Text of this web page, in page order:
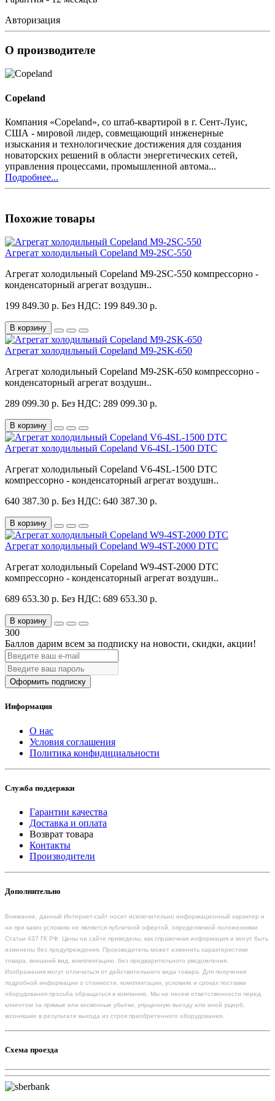
Авторизация
О производителе
Copeland
Компания «Copeland», со штаб-квартирой в г. Сент-Луис,
США - мировой лидер, совмещающий инженерные
изыскания и технологические достижения для создания
новаторских решений в области энергетических сетей,
управления процессами, промышленной автома...
Подробнее...
Похожие товары
Агрегат холодильный Copeland M9-2SC-550
Агрегат холодильный Copeland M9-2SC-550 компрессорно -
конденсаторный агрегат воздушн..
199 849.30 р. Без НДС: 199 849.30 р.
В корзину
Агрегат холодильный Copeland M9-2SK-650
Агрегат холодильный Copeland M9-2SK-650 компрессорно -
конденсаторный агрегат воздушн..
289 099.30 р. Без НДС: 289 099.30 р.
В корзину
Агрегат холодильный Copeland V6-4SL-1500 DTC
Агрегат холодильный Copeland V6-4SL-1500 DTC
компрессорно - конденсаторный агрегат воздушн..
640 387.30 р. Без НДС: 640 387.30 р.
В корзину
Агрегат холодильный Copeland W9-4ST-2000 DTC
Агрегат холодильный Copeland W9-4ST-2000 DTC
компрессорно - конденсаторный агрегат воздушн..
689 653.30 р. Без НДС: 689 653.30 р.
В корзину
300
Баллов дарим всем за подписку на новости, скидки, акции!
Оформить подписку
Информация
О нас
Условия соглашения
Политика конфидициальности
Служба поддержки
Гарантии качества
Доставка и оплата
Возврат товара
Контакты
Производители
Дополнительно
Внимание, данный Интернет-сайт носит исключительно информационный характер и
ни при каких условиях не является публичной офертой, определяемой положениями
Статьи 437 ГК РФ. Цены на сайте приведены, как справочная информация и могут быть
изменены без предупреждения. Производитель может изменить характеристики
товара, внешний вид, комплектацию, без предварительного уведомления.
Изображения могут отличаться от действительного вида товара. Для получения
подробной информации о стоимости, комплектации, условиях и сроках поставки
оборудования просьба обращаться в компанию. Мы не несем ответственности перед
клиентом за прямые или косвенные убытки, упущенную выгоду или иной ущерб,
возникшие в результате выхода из строя приобретенного оборудования.
Схема проезда